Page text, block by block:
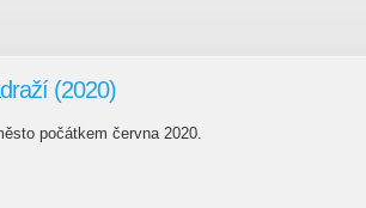
(2020)
počátkem června 2020.